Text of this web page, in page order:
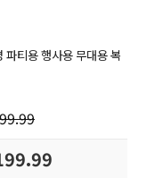
티용 행사용 무대용 복